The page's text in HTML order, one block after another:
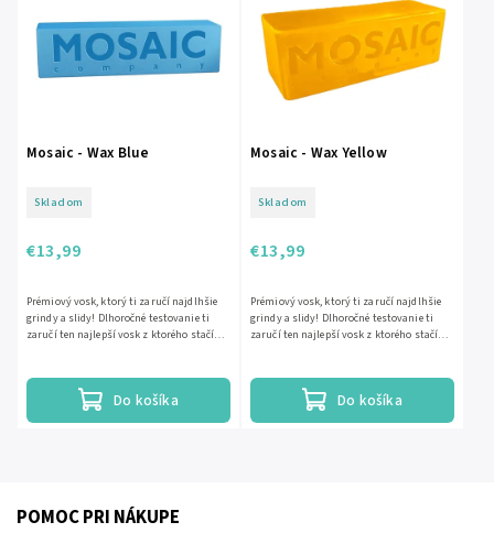
Mosaic - Wax Blue
Skladom
€13,99
Do košíka
Prémiový vosk, ktorý ti zaručí najdlhšie
grindy a slidy! Dlhoročné testovanie ti
zaručí ten najlepší vosk z ktorého stačí
Mosaic - Wax Yellow
Skladom
€13,99
Do košíka
Prémiový vosk, ktorý ti zaručí najdlhšie
grindy a slidy! Dlhoročné testovanie ti
zaručí ten najlepší vosk z ktorého stačí
POMOC PRI NÁKUPE